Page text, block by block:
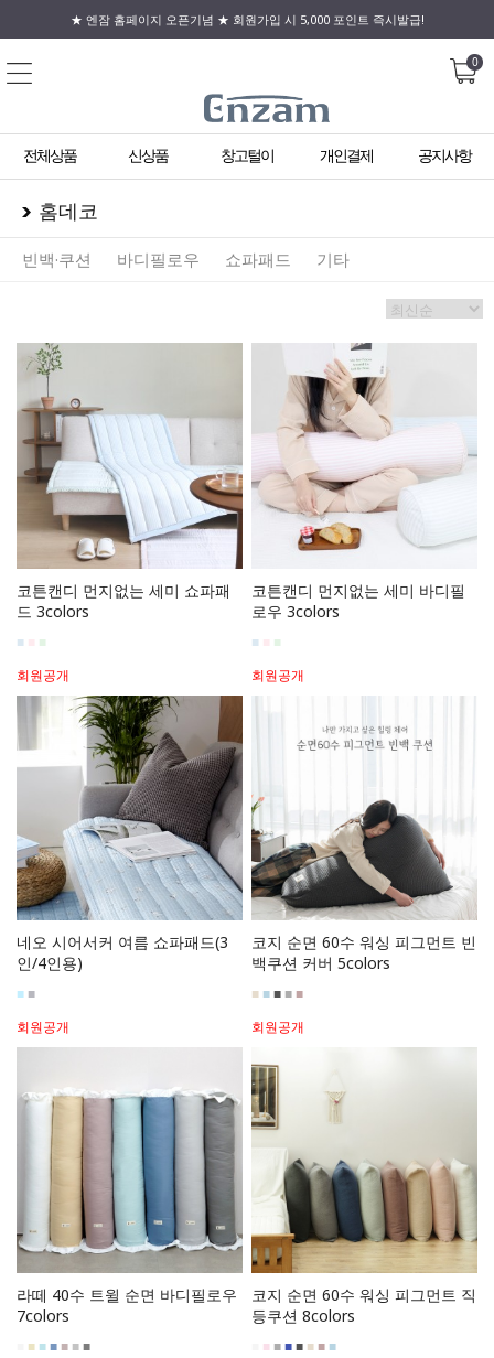
★ 엔잠 홈페이지 오픈기념 ★ 회원가입 시 5,000 포인트 즉시발급!
0
전체상품 신상품 창고털이 개인결제 공지사항
홈데코
빈백·쿠션 바디필로우 쇼파패드 기타
코튼캔디 먼지없는 세미 쇼파패
드 3colors
■
■
회원공개
코튼캔디 먼지없는 세미 바디필
로우 3colors
■
■
회원공개
네오 시어서커 여름 쇼파패드(3
인/4인용)
■ ■
회원공개
코지 순면 60수 워싱 피그먼트 빈
백쿠션 커버 5colors
■ ■■ ■■
회원공개
라떼 40수 트윌 순면 바디필로우
7colors
■ ■■ ■ ■■
코지 순면 60수 워싱 피그먼트 직
등쿠션 8colors
■ ■■■ ■■ ■